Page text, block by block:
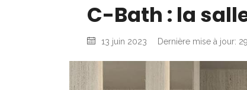
C-Bath : la
13 juin 2023 Dernière mise à jour: